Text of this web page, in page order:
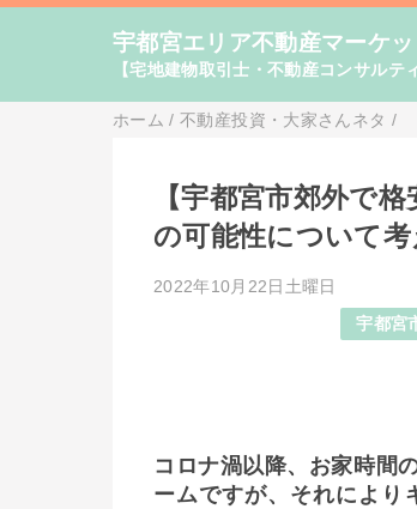
宇都宮エリア不動産マーケッ
【宅地建物取引士・不動産コンサル
ホーム /不動産投資・大家さんネタ /
【宇都宮市郊外で
の可能性について
2022年10月22日土曜日
宇都宮
コロナ渦以降、お家時間
ームですが、それにより